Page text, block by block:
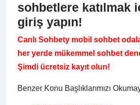
sohbetlere katılmak
giriş yapın!
Canlı Sohbety mobil sohbet
her yerde mükemmel sohbet
Şimdi ücretsiz kayıt olun!
Benzer Konu Başlıklarımızı